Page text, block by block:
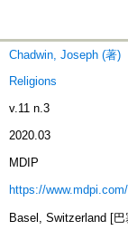
Chadwin, Joseph (著)
Religions
v.11 n.3
2020.03
MDIP
https://www.mdpi.com/
Basel, Switzerland [